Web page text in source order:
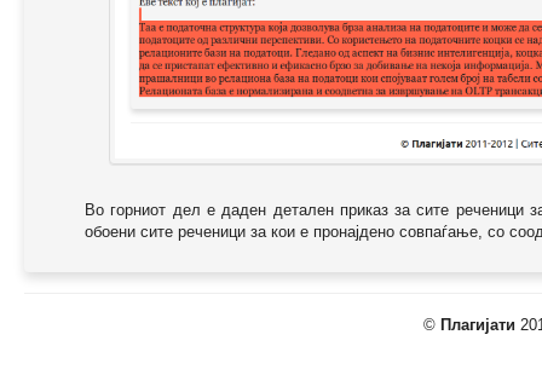
Во горниот дел е даден детален приказ за сите реченици
обоени сите реченици за кои е пронајдено совпаѓање, со
© Плагијати